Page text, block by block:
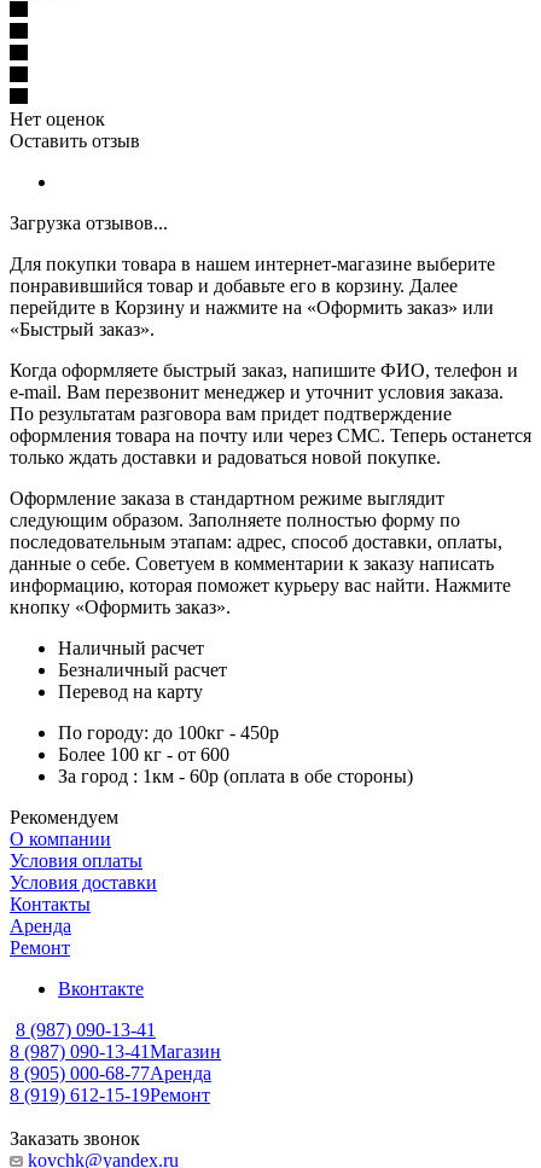
Нет оценок
Оставить отзыв
Загрузка отзывов...
Для покупки товара в нашем интернет-магазине выберите
понравившийся товар и добавьте его в корзину. Далее
перейдите в Корзину и нажмите на «Оформить заказ» или
«Быстрый заказ».
Когда оформляете быстрый заказ, напишите ФИО, телефон и
e-mail. Вам перезвонит менеджер и уточнит условия заказа.
По результатам разговора вам придет подтверждение
оформления товара на почту или через СМС. Теперь останется
только ждать доставки и радоваться новой покупке.
Оформление заказа в стандартном режиме выглядит
следующим образом. Заполняете полностью форму по
последовательным этапам: адрес, способ доставки, оплаты,
данные о себе. Советуем в комментарии к заказу написать
информацию, которая поможет курьеру вас найти. Нажмите
кнопку «Оформить заказ».
Наличный расчет
Безналичный расчет
Перевод на карту
По городу: до 100кг - 450р
Более 100 кг - от 600
За город : 1км - 60р (оплата в обе стороны)
Рекомендуем
О компании
Условия оплаты
Условия доставки
Контакты
Аренда
Ремонт
Вконтакте
8 (987) 090-13-41
8 (987) 090-13-41Магазин
8 (905) 000-68-77Аренда
8 (919) 612-15-19Ремонт
Заказать звонок
kovchk@yandex.ru